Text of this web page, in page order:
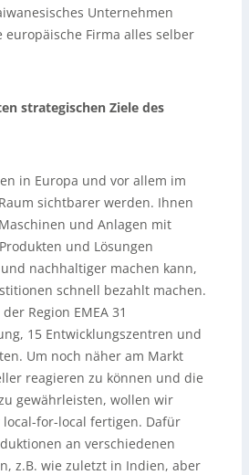
Unternehmen
europäische Firma alles selber
strategischen Ziele des
in Europa und vor allem im
sichtbarer werden. Ihnen
und Anlagen mit
und Lösungen
nachhaltiger machen kann,
schnell bezahlt machen.
Region EMEA 31
15 Entwicklungszentren und
Um noch näher am Markt
reagieren zu können und die
gewährleisten, wollen wir
for-local fertigen. Dafür
an verschiedenen
z.B. wie zuletzt in Indien, aber